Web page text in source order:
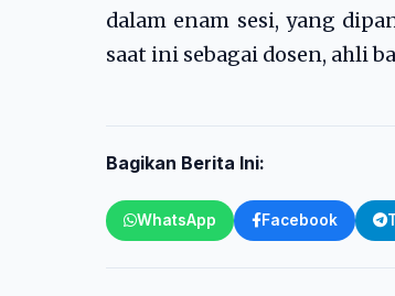
dalam enam sesi, yang
saat ini sebagai dosen, ahli
Bagikan Berita Ini:
WhatsApp Facebook